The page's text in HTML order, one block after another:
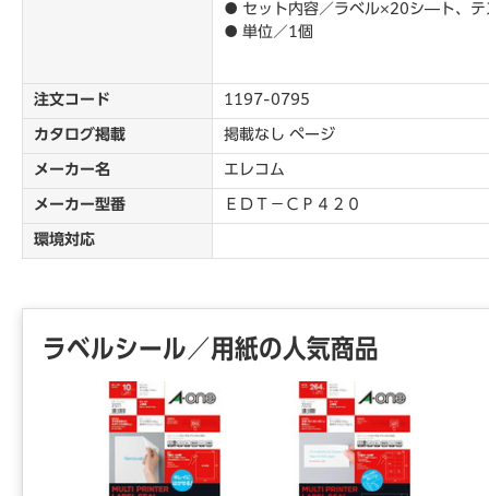
● セット内容／ラベル×20シ―ト、テ
● 単位／1個
注文コード 1197-0795
カタログ掲載 掲載なし ページ
メーカー名 エレコム
メーカー型番 ＥＤＴ－ＣＰ４２０
環境対応
ラベルシール／用紙の人気商品